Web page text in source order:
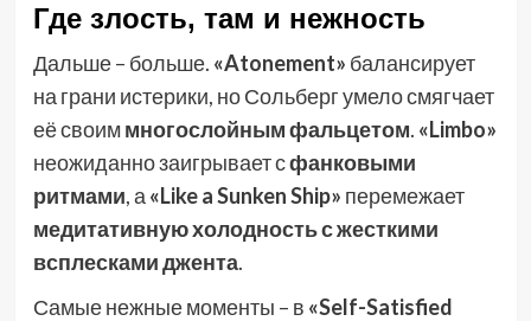
Где злость, там и нежность
Дальше – больше. «Atonement» балансирует
на грани истерики, но Сольберг умело смягчает
её своиммногослойным фальцетом. «Limbo»
неожиданно заигрывает сфанковыми
ритмами, а «Like a Sunken Ship» перемежает
медитативную холодность с жесткими
всплесками джента.
Самые нежные моменты – в «Self-Satisfied